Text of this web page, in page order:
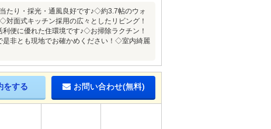
たり・採光・通風良好です♪◇約3.7帖のウォ
面式キッチン採用の広々としたリビング！
便に優れた住環境です♪◇お掃除ラクチン！
非とも現地でお確かめください！◇室内綺麗
をする お問い合わせ(無料)